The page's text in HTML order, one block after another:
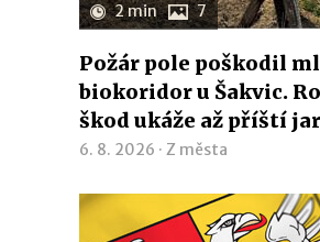
2 min 7
Požár pole poškodil
biokoridor u Šakvic.
škod ukáže až příští
6. 8. 2026 · Z města